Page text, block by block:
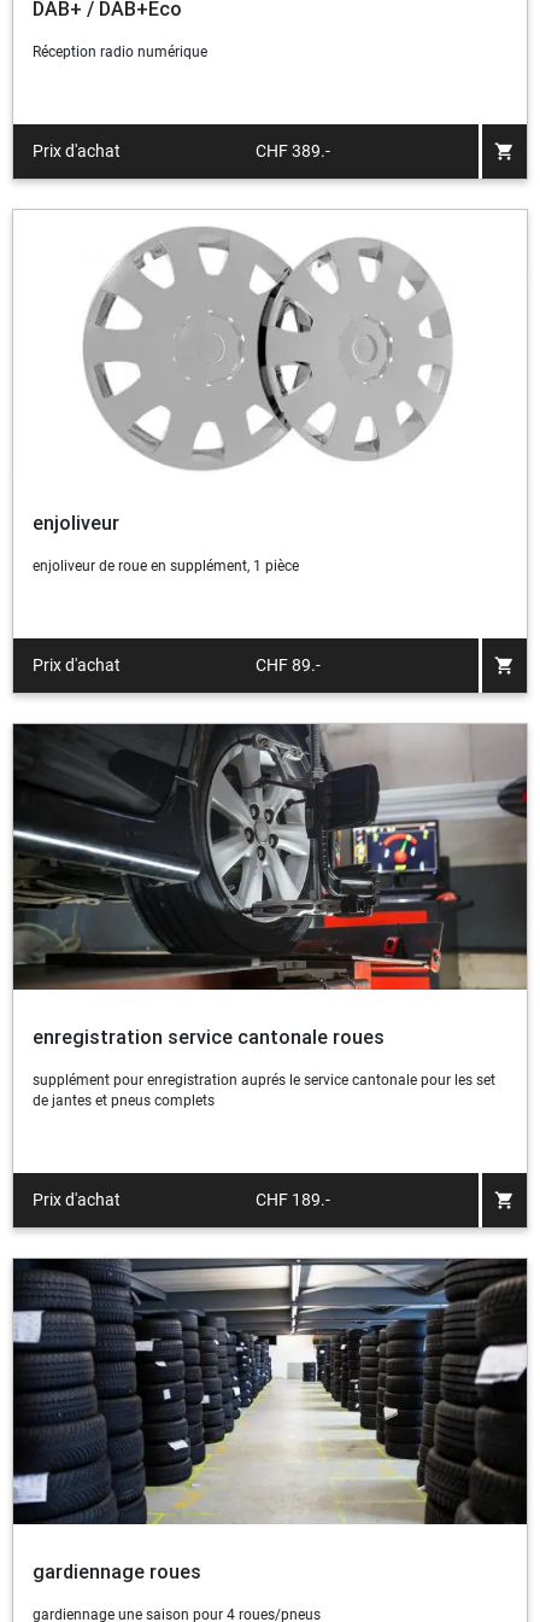
DAB+ / DAB+Eco
Réception radio numérique
Prix d'achat CHF 389.- shopping_cart
enjoliveur
enjoliveur de roue en supplément, 1 pièce
Prix d'achat CHF 89.- shopping_cart
enregistration service cantonale roues
supplément pour enregistration auprés le service cantonale pour les set
de jantes et pneus complets
Prix d'achat CHF 189.- shopping_cart
gardiennage roues
gardiennage une saison pour 4 roues/pneus